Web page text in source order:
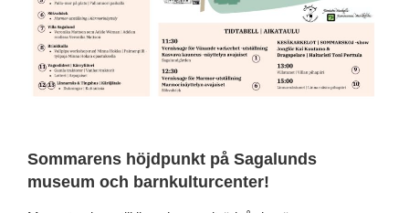
Sommarens höjdpunkt på Sagalunds
museum och barnkulturcenter!